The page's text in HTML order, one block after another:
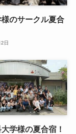
のサークル夏合
日
学様の夏合宿！